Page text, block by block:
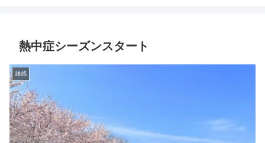
熱中症シーズンスタート
雑感